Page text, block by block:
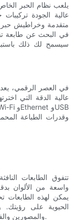
يلعب نظام الحبر
متقدمة وخراطيش حبر
في البحث عن طابعة
سيسمح لك ذلك
في العصر الرقمي، يعد
وقدرات الطباعة
تتفوق الطابعات
واسعة من الألوان
يمكن لهذه الطابعات
الحيوية على
والمصورين والفنانين الذين يعتمدون على التمثيل الدقيق للألوان.